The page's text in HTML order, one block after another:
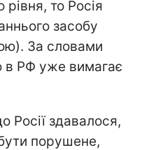
то Росія
засобу
За словами
в РФ уже вимагає
Росії здавалося,
порушене,